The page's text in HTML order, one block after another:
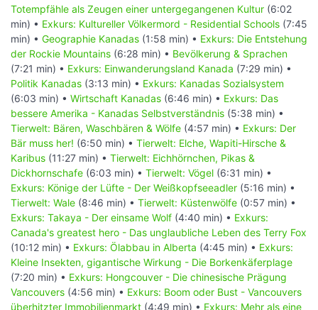
Totempfähle als Zeugen einer untergegangenen Kultur (6:02
min) • Exkurs: Kultureller Völkermord - Residential Schools (7:45
min) • Geographie Kanadas (1:58 min) • Exkurs: Die Entstehung
der Rockie Mountains (6:28 min) • Bevölkerung & Sprachen
(7:21 min) • Exkurs: Einwanderungsland Kanada (7:29 min) •
Politik Kanadas (3:13 min) • Exkurs: Kanadas Sozialsystem
(6:03 min) • Wirtschaft Kanadas (6:46 min) • Exkurs: Das
bessere Amerika - Kanadas Selbstverständnis (5:38 min) •
Tierwelt: Bären, Waschbären & Wölfe (4:57 min) • Exkurs: Der
Bär muss her! (6:50 min) • Tierwelt: Elche, Wapiti-Hirsche &
Karibus (11:27 min) • Tierwelt: Eichhörnchen, Pikas &
Dickhornschafe (6:03 min) • Tierwelt: Vögel (6:31 min) •
Exkurs: Könige der Lüfte - Der Weißkopfseeadler (5:16 min) •
Tierwelt: Wale (8:46 min) • Tierwelt: Küstenwölfe (0:57 min) •
Exkurs: Takaya - Der einsame Wolf (4:40 min) • Exkurs:
Canada's greatest hero - Das unglaubliche Leben des Terry Fox
(10:12 min) • Exkurs: Ölabbau in Alberta (4:45 min) • Exkurs:
Kleine Insekten, gigantische Wirkung - Die Borkenkäferplage
(7:20 min) • Exkurs: Hongcouver - Die chinesische Prägung
Vancouvers (4:56 min) • Exkurs: Boom oder Bust - Vancouvers
überhitzter Immobilienmarkt (4:49 min) • Exkurs: Mehr als eine